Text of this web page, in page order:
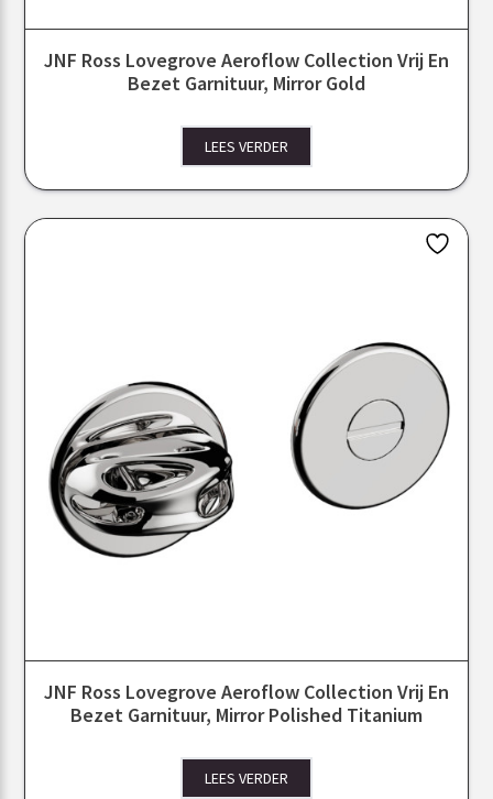
JNF Ross Lovegrove Aeroflow Collection Vrij En
Bezet Garnituur, Mirror Gold
LEES VERDER
JNF Ross Lovegrove Aeroflow Collection Vrij En
Bezet Garnituur, Mirror Polished Titanium
LEES VERDER